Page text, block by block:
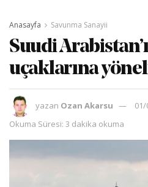
Anasayfa Savunma Sanayii
Suudi
uçaklarına
yazan Ozan Akarsu
Okuma Süresi: 3 dakika okuma